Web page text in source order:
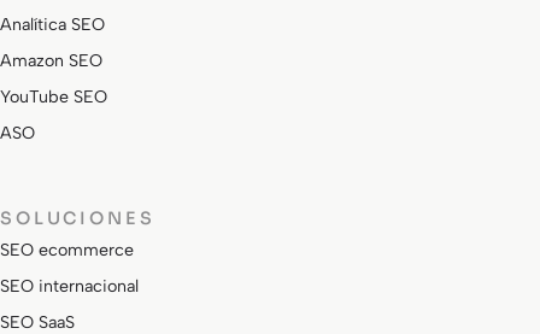
Analítica SEO
Amazon SEO
YouTube SEO
ASO
SOLUCIONES
SEO ecommerce
SEO internacional
SEO SaaS